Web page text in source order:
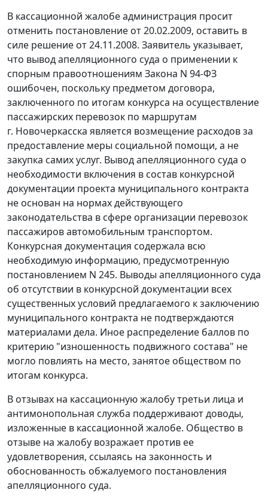
В кассационной жалобе администрация просит
отменить постановление от 20.02.2009, оставить в
силе решение от 24.11.2008. Заявитель указывает,
что вывод апелляционного суда о применении к
спорным правоотношениям Закона N 94-ФЗ
ошибочен, поскольку предметом договора,
заключенного по итогам конкурса на осуществление
пассажирских перевозок по маршрутам
г. Новочеркасска является возмещение расходов за
предоставление меры социальной помощи, а не
закупка самих услуг. Вывод апелляционного суда о
необходимости включения в состав конкурсной
документации проекта муниципального контракта
не основан на нормах действующего
законодательства в сфере организации перевозок
пассажиров автомобильным транспортом.
Конкурсная документация содержала всю
необходимую информацию, предусмотренную
постановлением N 245. Выводы апелляционного суда
об отсутствии в конкурсной документации всех
существенных условий предлагаемого к заключению
муниципального контракта не подтверждаются
материалами дела. Иное распределение баллов по
критерию "изношенность подвижного состава" не
могло повлиять на место, занятое обществом по
итогам конкурса.
В отзывах на кассационную жалобу третьи лица и
антимонопольная служба поддерживают доводы,
изложенные в кассационной жалобе. Общество в
отзыве на жалобу возражает против ее
удовлетворения, ссылаясь на законность и
обоснованность обжалуемого постановления
апелляционного суда.